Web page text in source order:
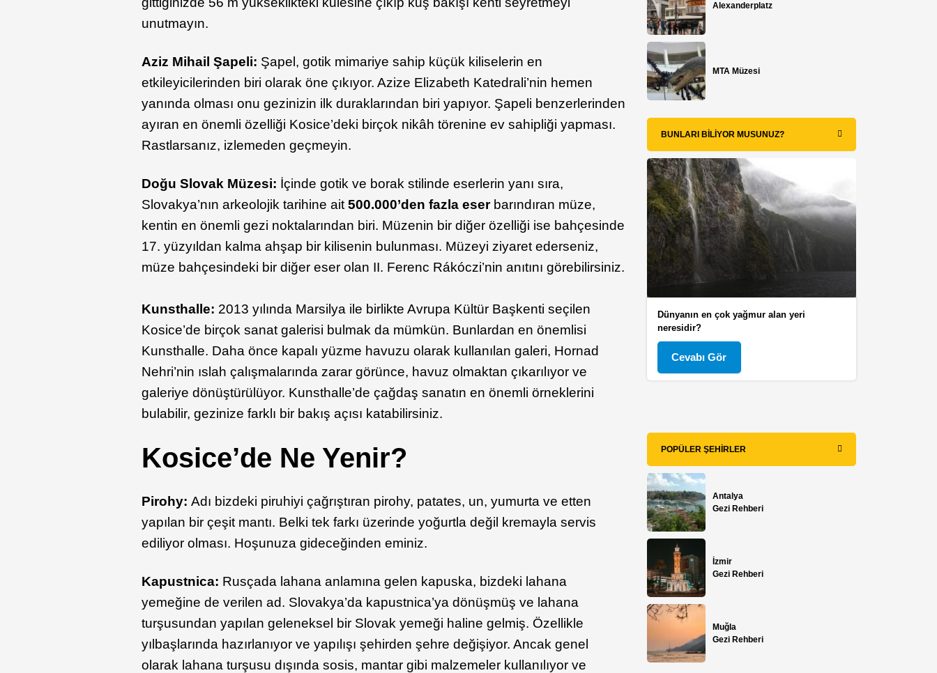
unutmayın.
Aziz Mihail Şapeli: Şapel, gotik mimariye sahip küçük kiliselerin en
etkileyicilerinden biri olarak öne çıkıyor. Azize Elizabeth Katedrali’nin hemen
yanında olması onu gezinizin ilk duraklarından biri yapıyor. Şapeli benzerlerinden
ayıran en önemli özelliği Kosice’deki birçok nikâh törenine ev sahipliği yapması.
Rastlarsanız, izlemeden geçmeyin.
Doğu Slovak Müzesi: İçinde gotik ve borak stilinde eserlerin yanı sıra,
Slovakya’nın arkeolojik tarihine ait500.000’den fazla eserbarındıran müze,
kentin en önemli gezi noktalarından biri. Müzenin bir diğer özelliği ise bahçesinde
17. yüzyıldan kalma ahşap bir kilisenin bulunması. Müzeyi ziyaret ederseniz,
müze bahçesindeki bir diğer eser olan II. Ferenc Rákóczi’nin anıtını görebilirsiniz.
Kunsthalle: 2013 yılında Marsilya ile birlikte Avrupa Kültür Başkenti seçilen
Kosice’de birçok sanat galerisi bulmak da mümkün. Bunlardan en önemlisi
Kunsthalle. Daha önce kapalı yüzme havuzu olarak kullanılan galeri, Hornad
Nehri’nin ıslah çalışmalarında zarar görünce, havuz olmaktan çıkarılıyor ve
galeriye dönüştürülüyor. Kunsthalle’de çağdaş sanatın en önemli örneklerini
bulabilir, gezinize farklı bir bakış açısı katabilirsiniz.
Kosice’de Ne Yenir?
Pirohy:Adı bizdeki piruhiyi çağrıştıran pirohy, patates, un, yumurta ve etten
yapılan bir çeşit mantı. Belki tek farkı üzerinde yoğurtla değil kremayla servis
ediliyor olması. Hoşunuza gideceğinden eminiz.
Kapustnica: Rusçada lahana anlamına gelen kapuska, bizdeki lahana
yemeğine de verilen ad. Slovakya’da kapustnica’ya dönüşmüş ve lahana
turşusundan yapılan geleneksel bir Slovak yemeği haline gelmiş. Özellikle
yılbaşlarında hazırlanıyor ve yapılışı şehirden şehre değişiyor. Ancak genel
olarak lahana turşusu dışında sosis, mantar gibi malzemeler kullanılıyor ve
Alexanderplatz
MTA Müzesi
BUNLARI BILIYOR MUSUNUZ?
Dünyanın en çok yağmur alan yeri
neresidir?
Cevabı Gör
POPÜLER ŞEHIRLER
Antalya
Gezi Rehberi
İzmir
Gezi Rehberi
Muğla
Gezi Rehberi